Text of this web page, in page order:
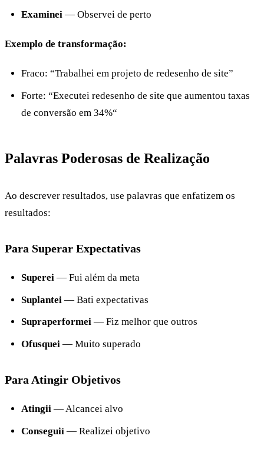
Examinei— Observei de perto
Exemplo de transformação:
Fraco: “Trabalhei em projeto de redesenho de site”
Forte: “Executei redesenho de site que aumentou taxas
de conversão em 34%“
Palavras Poderosas de Realização
Ao descrever resultados, use palavras que enfatizem os
resultados:
Para Superar Expectativas
Superei— Fui além da meta
Suplantei— Bati expectativas
Supraperformei— Fiz melhor que outros
Ofusquei— Muito superado
Para Atingir Objetivos
Atingii— Alcancei alvo
Conseguií— Realizei objetivo